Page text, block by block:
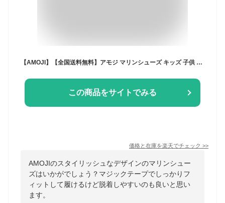
この商品をサイトでみる
価格と在庫を楽天でチェック >>
AMOJIのスタイリッシュなデザインのマリンシュー
ズはいかがでしょう？マジックテープでしっかりフ
ィットして履けるけど脱着しやすいのも良いと思い
ます。